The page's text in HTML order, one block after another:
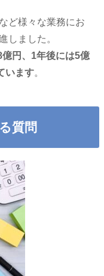
ど様々な業務にお
しました。
円、1年後には5億
います。
質問